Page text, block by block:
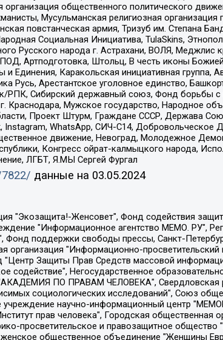
общественного политического
Мусульманская религиозная
повстанческая армия, Тризуб им. Степана
Социальная Инициатива, TulaSkins,
Русского народа г. Астрахани, ВОЛЯ, Меджлис
Артподготовка, Штольц, В честь иконы
Каракольская инициативная группа,
Русь, Арестантское уголовное единство,
РПК, Сибирский державный союз, Фонд борьбы
Краснодара, Мужское государство, Народное
Проект Штурм, Граждане СССР, Держава
WhatsApp, СИЧ-С14, Добровольческое
движение, Невоград, Молодежное
Конгресс ойрат-калмыцкого народа,
ЛГБТ, Я.МЫ Сергей Фургал
данные на 03.05.2024
врачей", Юридическое лицо, зарегистрированное в Латвийской Республике, SIA "Medusa Project" (регистрационный номер 40103797863, дата регистрации 10.06.2014), Некоммерческая организация "Фонд по борьбе с коррупцией", Автономная некоммерческая организация "Институт права и публичной политики", Баданин Роман Сергеевич, Гликин Максим Александрович, Железнова Мария Михайловна, Лукьянова Юлия Сергеевна, Маетная Елизавета Витальевна, Маняхин Петр Борисович, Чуракова Ольга Владимировна, Ярош Юлия Петровна, Юридическое лицо "The Insider SIA", зарегистрированное в Риге, Латвийская Республика (дата регистрации 26.06.2015), являющееся администратором доменного имени интернет-издания "The Insider SIA", https://theins.ru, Постернак Алексей Евгеньевич, Рубин Михаил Аркадьевич, Анин Роман Александрович, Юридическое лицо Istories fonds, зарегистрированное в Латвийской Республике (регистрационный номер 50008295751, дата регистрации 24.02.2020), Великовский Дмитрий Александрович, Долинина Ирина Николаевна, Мароховская Алеся Алексеевна, Шлейнов Роман Юрьевич, Шмагун Олеся Валентиновна, Общество с ограниченной ответственностью "Альтаир 2021", Общество с ограниченной ответственностью "Вега 2021", Общество с ограниченной ответственностью "Главный редактор 2021", Общество с ограниченной ответственностью "Ромашки монолит", Важенков Артем Валерьевич, Ивановская областная общественная организация "Центр гендерных исследований", Гурман Юрий Альбертович, Медиапроект "ОВД-Инфо", Егоров Владимир Владимирович, Жилинский Владимир Александрович, Общество с ограниченной ответственностью "ЗП", Иванова София Юрьевна, Карезина Инна Павловна, Кильтау Екатерина Викторовна, Петров Алексей Викторович, Пискунов Сергей Евгеньевич, Смирнов Сергей Сергеевич, Тихонов Михаил Сергеевич, Общество с ограниченной ответственностью "ЖУРНАЛИСТ-ИНОСТРАННЫЙ АГЕНТ", Арапова Галина Юрьевна, Вольтская Татьяна Анатольевна, Американская компания "Mason G.E.S. Anonymous Foundation" (США), являющаяся владельцем интернет-издания https://mnews.world/, Компания "Stichting Bellingcat", зарегистрированная в Нидерландах (дата регистрации 11.07.2018), Захаров Андрей Вячеславович, Клепиковская Екатерина Дмитриевна, Общество с ограниченной ответственностью "МЕМО", Перл Роман Александрович, Симонов Евгений Алексеевич, Соловьева Елена Анатольевна, Сотников Даниил Владимирович, Сурначева Елизавета Дмитриевна, Автономная некоммерческая организация по защите прав человека и информированию населения "Якутия – Наше Мнение", Общество с ограниченной ответственностью "Москоу диджитал медиа", с 26.01.2023 Общество с ограниченной ответственностью "Чайка Белые сады", Ветошкина Валерия Валерьевна, Заговора Максим Александрович, Межрегиональное общественное движение "Российская ЛГБТ - сеть", Оленичев Максим Владимирович, Павлов Иван Юрьевич, Скворцова Елена Сергеевна, Общество с ограниченной ответственностью "Как бы инагент", Кочетков Игорь Викторович, Общество с ограниченной ответственностью